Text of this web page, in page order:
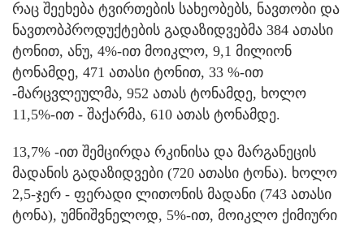
რაც შეეხება ტვირთების სახეობებს, ნავთობი და
ნავთობპროდუქტების გადაზიდვებმა 384 ათასი
ტონით, ანუ, 4%-ით მოიკლო, 9,1 მილიონ
ტონამდე, 471 ათასი ტონით, 33 %-ით
-მარცვლეულმა, 952 ათას ტონამდე, ხოლო
11,5%-ით - შაქარმა, 610 ათას ტონამდე.
13,7% -ით შემცირდა რკინისა და მარგანეცის
მადანის გადაზიდვები (720 ათასი ტონა). ხოლო
2,5-ჯერ - ფერადი ლითონის მადანი (743 ათასი
ტონა), უმნიშვნელოდ, 5%-ით, მოიკლო ქიმიური